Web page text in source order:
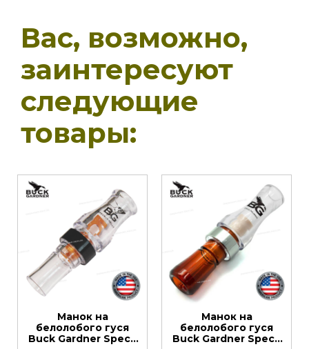
Вас, возможно,
заинтересуют
следующие
товары:
Манок на
белолобого гуся
Buck Gardner Speck
Манок на
белолобого гуся
Buck Gardner Speck